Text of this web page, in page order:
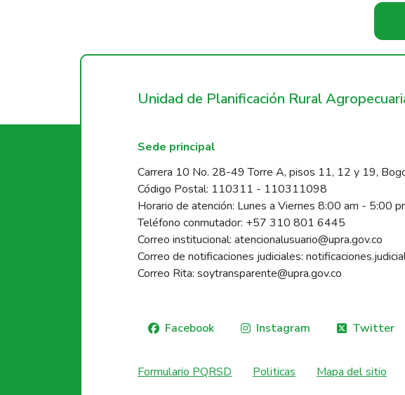
Unidad de Planificación Rural
Sede principal
Carrera 10 No. 28-49 Torre A, pisos 11, 12 y 19,
Código Postal: 110311 - 110311098
Horario de atención: Lunes a Viernes 8:00 am - 5:00
Teléfono conmutador: +57 310 801 6445
Correo institucional: atencionalusuario@upra.gov.co
Correo de notificaciones judiciales:
Correo Rita: soytransparente@upra.gov.co
Facebook Instagram Twitter
Formulario PQRSD Politicas Mapa del sitio